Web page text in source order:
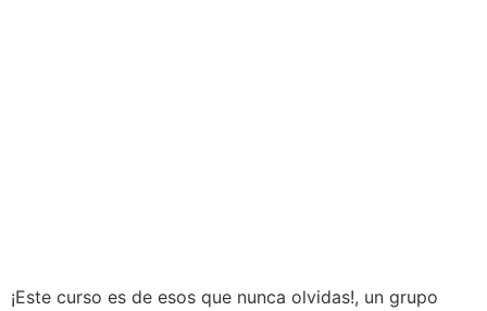
¡Este curso es de esos que nunca olvidas!, un grupo